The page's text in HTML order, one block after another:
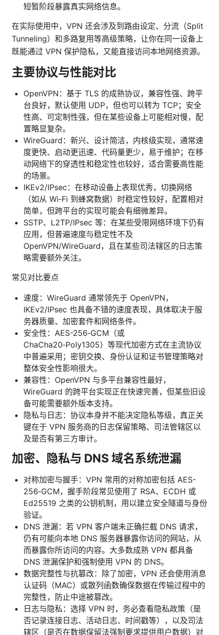
短暂阶段暴露真实网络信息。
在实际使用中，VPN 还会涉及到路由设定、分流（Split
Tunneling）和多路复用等高级策略，让你在同一设备上
既能通过 VPN 保护隐私，又能直接访问本地网络资源。
主要协议与性能对比
OpenVPN：基于 TLS 的成熟协议，兼容性强、跨平
台良好，默认使用 UDP，但也可以转为 TCP；安全
性高、可定制性强，但在某些设备上可能相对慢，配
置略显复杂。
WireGuard：新兴、设计简洁，内核级实现，通常速
度更快、启动更迅速、代码量更少，易于维护；在移
动网络下的穿透性和稳定性也较好，适合需要高性能
的场景。
IKEv2/IPsec：在移动设备上表现优秀，切换网络
（如从 Wi‑Fi 到蜂窝数据）时稳定性较好，配置相对
简单，但跨平台的实现可能会有细微差异。
SSTP、L2TP/IPsec 等：在某些受限网络环境下仍有
应用，但普遍速度与稳定性不及
OpenVPN/WireGuard，且在某些司法辖区的日志策
略需要额外关注。
常见对比要点
速度：WireGuard 通常领先于 OpenVPN，
IKEv2/IPsec 也具备不错的速度表现，具体取决于服
务器质量、加密套件和网络条件。
安全性：AES-256‑GCM（或
ChaCha20‑Poly1305）等现代加密方式在主流协议
中普遍采用；密钥交换、身份认证和证书管理策略对
整体安全性影响很大。
兼容性：OpenVPN 与多平台兼容性最好，
WireGuard 的跨平台实现正在快速完善，但某些旧设
备可能需要额外版本支持。
隐私与日志：协议本身并不能决定隐私等级，真正关
键在于 VPN 服务商的日志保留策略、司法管辖区以
及是否有第三方审计。
加密、隐私与 DNS 域名系统泄漏
对称加密与握手：VPN 常用的对称加密包括 AES-
256‑GCM，握手阶段常见使用了 RSA、ECDH 或
Ed25519 之类的公钥机制，用以建立安全隧道与身份
验证。
DNS 泄漏：若 VPN 客户端未正确拦截 DNS 请求，
仍有可能向本地 DNS 服务器暴露你访问的网站，从
而暴露你所访问的内容。大多数成熟 VPN 都具备
DNS 泄漏保护和强制使用 VPN 的 DNS。
数据完整性与抗篡改：除了加密，VPN 还会使用消息
认证码（MAC）或散列函数确保数据在传输过程中的
完整性，防止中途被篡改。
日志与隐私：选择 VPN 时，务必查看隐私政策（是
否记录连接日志、活动日志、时间戳等），以及司法
辖区（是否在数据保留法强制要求提供用户数据）对